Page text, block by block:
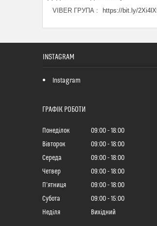
VIBER ГРУПА https://bit.ly/
INSTAGRAM
Instagram
ГРАФІК РОБОТИ
Понеділок 09:00
18:00
Вівторок
09:00
18:00
Середа
09:00
18:00
Четвер
09:00
18:00
Пʼятниця
09:00
18:00
Субота
09:00
15:00
Неділя
Вихідний